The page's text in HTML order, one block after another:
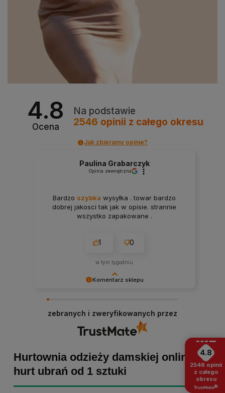
4.8
Ocena
Na podstawie
2546 opinii z całego okresu
Jak zbieramy opinie?
Komentarz sklepu
skrzydeł, dlatego tym bardziej cieszymy się, że
zakup przebiegł pomyślnie. Obiecujemy
utrzymać dobrą passę - zapraszamy ponownie! :)
Paulina Grabarczyk
Opinia zewnętrzna
Bardzo szybka wysyłka . towar bardzo
dobrej jakosci tak jak w opisie. strannie
wszystko zapakowane .
1 0
w tym tygodniu
zebranych i zweryfikowanych przez
Hurtownia odzieży damskiej online -
hurt ubrań od 1 sztuki
4.8
2546 opinii
z całego
okresu